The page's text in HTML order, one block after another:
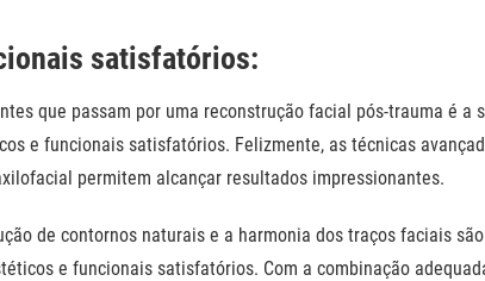
satisfatórios:
que passam por uma reconstrução facial pós-trauma é a
e funcionais satisfatórios. Felizmente, as técnicas
permitem alcançar resultados impressionantes.
de contornos naturais e a harmonia dos traços faciais
e funcionais satisfatórios. Com a combinação